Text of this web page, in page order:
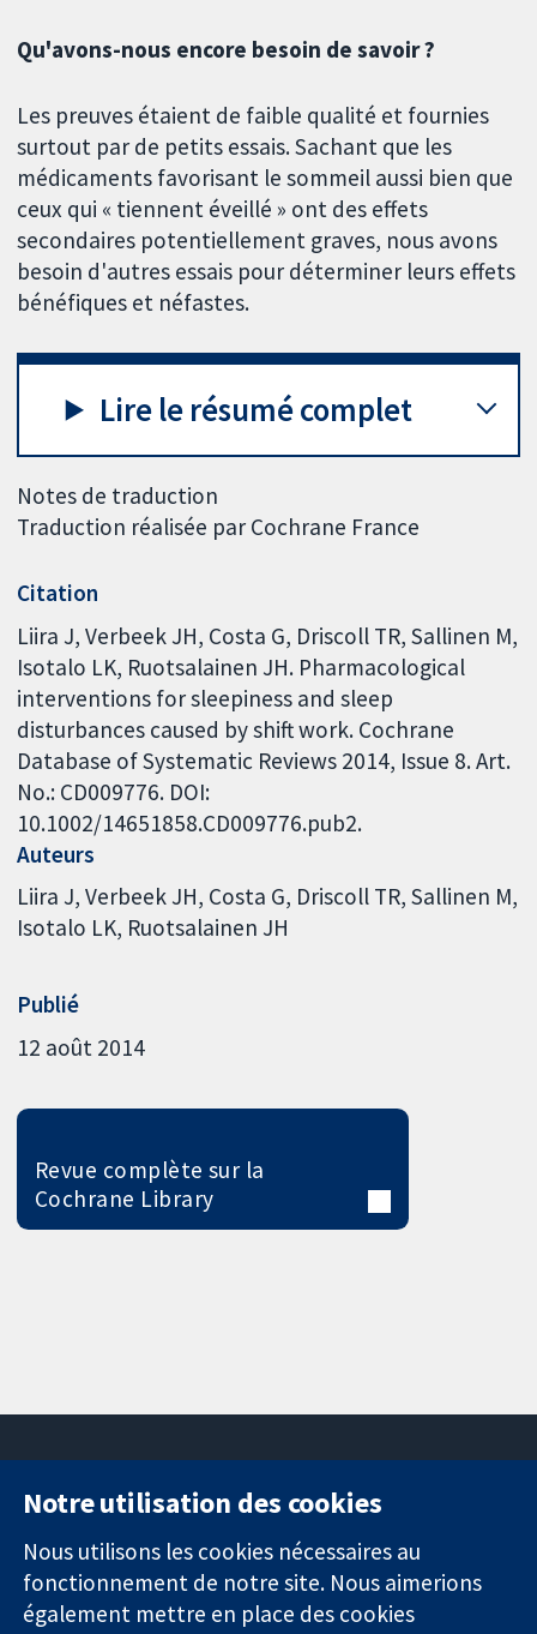
Qu'avons-nous encore besoin de savoir ?
Les preuves étaient de faible qualité et fournies
surtout par de petits essais. Sachant que les
médicaments favorisant le sommeil aussi bien que
ceux qui « tiennent éveillé » ont des effets
secondaires potentiellement graves, nous avons
besoin d'autres essais pour déterminer leurs effets
bénéfiques et néfastes.
Lire le résumé complet
Notes de traduction
Traduction réalisée par Cochrane France
Citation
Liira J, Verbeek JH, Costa G, Driscoll TR, Sallinen M,
Isotalo LK, Ruotsalainen JH. Pharmacological
interventions for sleepiness and sleep
disturbances caused by shift work. Cochrane
Database of Systematic Reviews 2014, Issue 8. Art.
No.: CD009776. DOI:
10.1002/14651858.CD009776.pub2.
Auteurs
Liira J Verbeek JH Costa G Driscoll TR Sallinen M
Isotalo LK Ruotsalainen JH
Publié
12 août 2014
Revue complète sur la
Cochrane Library
Des données
probantes.
Des décisions
11-13 Cavendish
Square
Londres
W1G0AN
Royaume-Uni
nous
Actualités
Service de
presse
Notre utilisation des cookies
Nous utilisons les cookies nécessaires au
fonctionnement de notre site. Nous aimerions
également mettre en place des cookies